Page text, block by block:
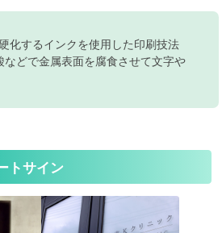
化するインクを使用した印刷技法
どで金属表面を腐食させて文字や
トサイン